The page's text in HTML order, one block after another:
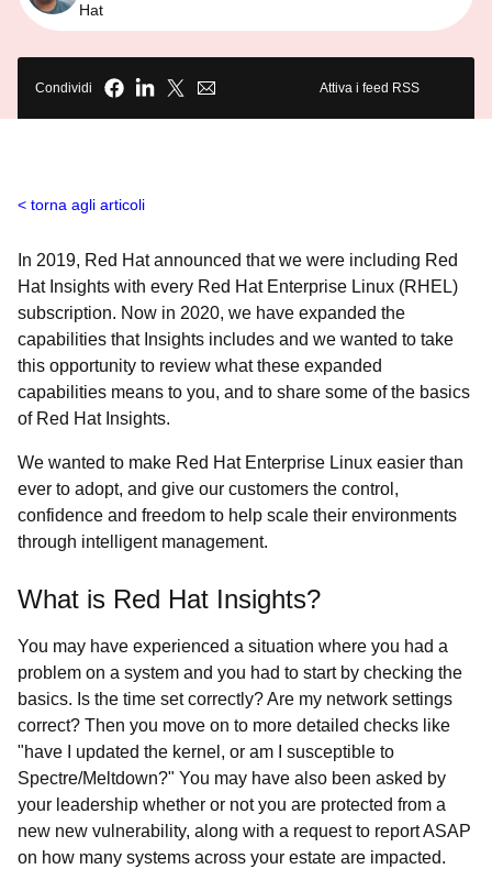
Hat
Condividi Attiva i feed RSS
torna agli articoli
In 2019, Red Hat announced that we were including Red
Hat Insights with every Red Hat Enterprise Linux (RHEL)
subscription. Now in 2020, we have expanded the
capabilities that Insights includes and we wanted to take
this opportunity to review what these expanded
capabilities means to you, and to share some of the basics
of Red Hat Insights.
We wanted to make Red Hat Enterprise Linux easier than
ever to adopt, and give our customers the control,
confidence and freedom to help scale their environments
through intelligent management.
What is Red Hat Insights?
You may have experienced a situation where you had a
problem on a system and you had to start by checking the
basics. Is the time set correctly? Are my network settings
correct? Then you move on to more detailed checks like
"have I updated the kernel, or am I susceptible to
Spectre/Meltdown?" You may have also been asked by
your leadership whether or not you are protected from a
new new vulnerability, along with a request to report ASAP
on how many systems across your estate are impacted.